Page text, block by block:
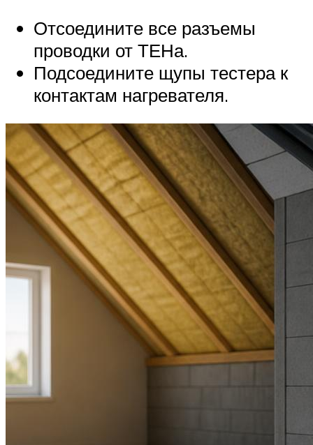
Отсоедините все разъемы
проводки от ТЕНа.
Подсоедините щупы тестера к
контактам нагревателя.